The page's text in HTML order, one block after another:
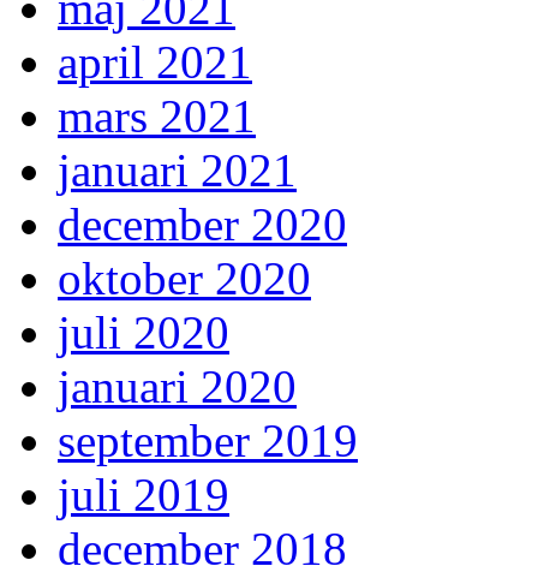
april 2021
mars 2021
januari 2021
december 2020
oktober 2020
juli 2020
januari 2020
september 2019
juli 2019
december 2018